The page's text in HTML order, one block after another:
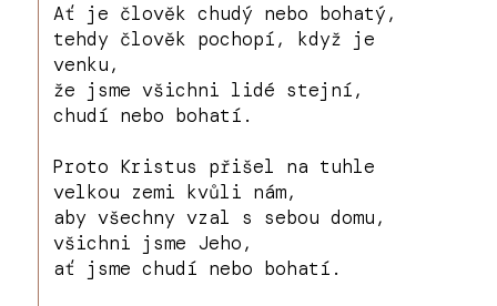
Ať je člověk chudý nebo bohatý,
tehdy člověk pochopí, když je
venku,
že jsme všichni lidé stejní,
chudí nebo bohatí.
Proto Kristus přišel na tuhle
velkou zemi kvůli nám,
aby všechny vzal s sebou domu,
všichni jsme Jeho,
ať jsme chudí nebo bohatí.